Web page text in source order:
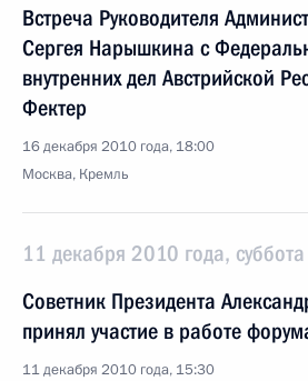
Встреча Руководителя
Сергея Нарышкина с
внутренних дел Австрийской
Фектер
16 декабря 2010 года, 18:00
Москва, Кремль
11 декабря 2010 года, суббота
Советник Президента
принял участие в работе
11 декабря 2010 года, 15:30